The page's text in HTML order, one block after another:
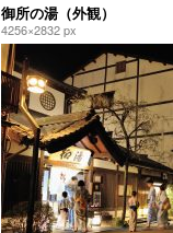
御所の湯（外観）
4256×2832 px